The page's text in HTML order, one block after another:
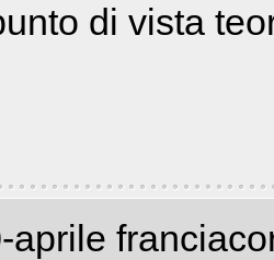
di vista
aprile